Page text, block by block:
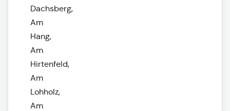
Dachsberg,
Am
Hang,
Am
Hirtenfeld,
Am
Lohholz,
Am